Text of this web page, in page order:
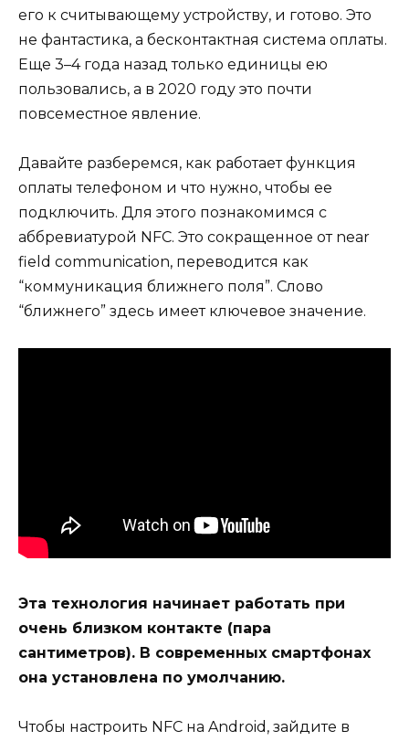
его к считывающему устройству, и готово. Это
не фантастика, а бесконтактная система оплаты.
Еще 3–4 года назад только единицы ею
пользовались, а в 2020 году это почти
повсеместное явление.
Давайте разберемся, как работает функция
оплаты телефоном и что нужно, чтобы ее
подключить. Для этого познакомимся с
аббревиатурой NFC. Это сокращенное от near
field communication, переводится как
“коммуникация ближнего поля”. Слово
“ближнего” здесь имеет ключевое значение.
Эта технология начинает работать при
очень близком контакте (пара
сантиметров). В современных смартфонах
она установлена по умолчанию.
Чтобы настроить NFC на Android, зайдите в